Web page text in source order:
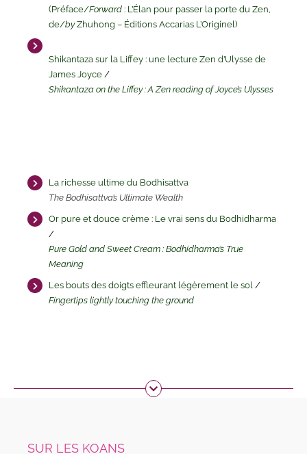
(Préface/Forward : L’Élan pour passer la porte du Zen,
de/byZhuhong – Éditions Accarias L’Originel)
Shikantaza sur la Liffey : une lecture Zen d’Ulysse de
James Joyce /
Shikantaza on the Liffey : A Zen reading of Joyce’s Ulysses
La richesse ultime du Bodhisattva
The Bodhisattva’s Ultimate Wealth
Or pure et douce crème : Le vrai sens du Bodhidharma
/
Pure Gold and Sweet Cream : Bodhidharma’s True
Meaning
Les bouts des doigts effleurant légèrement le sol /
Fingertips lightly touching the ground
SUR LES KOANS